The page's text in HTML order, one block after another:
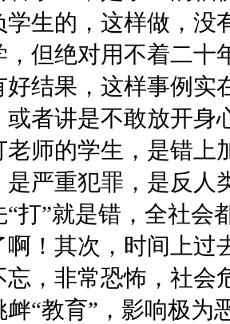
学生的，这样做，没
，但绝对用不着二十
好结果，这样事例实
或者讲是不敢放开身
老师的学生，是错
是严重犯罪，是反人
“打”就是错，全社会
啊！其次，时间上过
忘，非常恐怖，社会
“教育”，影响极为